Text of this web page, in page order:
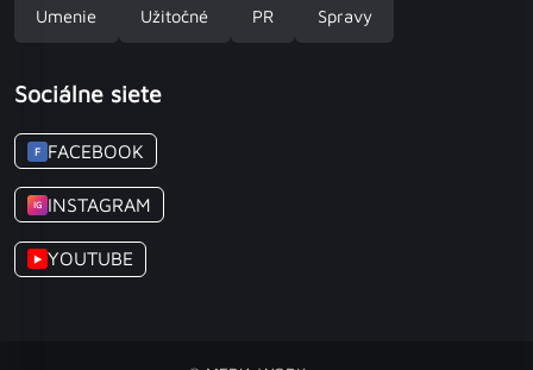
Umenie Užitočné PR Spravy
Sociálne siete
F FACEBOOK
IG INSTAGRAM
▶ YOUTUBE